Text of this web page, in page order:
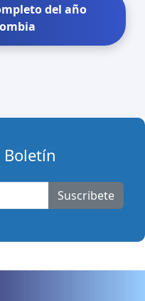
del año
Suscribete